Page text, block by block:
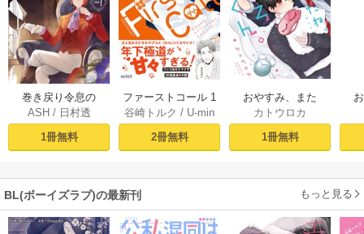
巻き戻り令息の
脱・悪役計画１
ASH / 日村透
1冊無料
ファーストコール 1
～童貞外科医、年
下ヤクザの嫁にさ
れそうです！～
ア限定描き下ろし
谷崎トルク / U-min
2冊無料
おやすみ、また
ね。ましろくん。
【電子限定漫画付
き】
カトウロカ
1冊無料
BL(ボーイズラブ)の最新刊 もっと見る